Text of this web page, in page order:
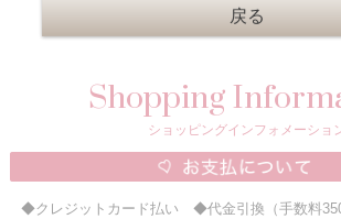
Shopping
ショッピングインフォメーショ
◆クレジットカード払い ◆代金引換（手数料350
お問い合わせ
当店は持続可能な開